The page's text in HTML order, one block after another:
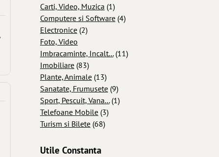
Carti, Video, Muzica (1)
Computere si Software (4)
Electronice (2)
Foto, Video
Imbracaminte, Incalt... (11)
Imobiliare (83)
Plante, Animale (13)
Sanatate, Frumusete (9)
Sport, Pescuit, Vana... (1)
Telefoane Mobile (3)
Turism si Bilete (68)
Utile Constanta